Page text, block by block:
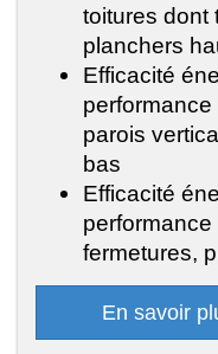
toitures dont
planchers
Efficacité
parois
bas
Efficacité
fermetures,
En savoir